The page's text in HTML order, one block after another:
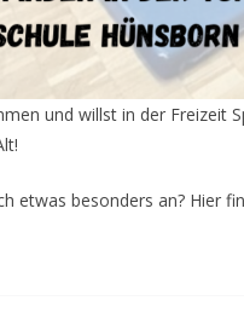
und willst in der Freizeit
etwas besonders an? Hier